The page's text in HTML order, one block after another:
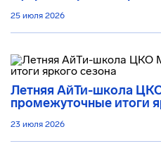
25 июля 2026
Летняя АйТи-школа
промежуточные итоги
23 июля 2026